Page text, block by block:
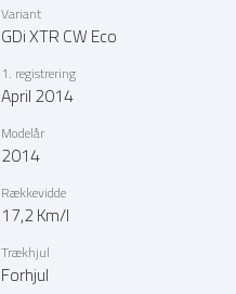
Variant
GDi XTR CW Eco
1. registrering
April 2014
Modelår
2014
Rækkevidde
17,2 Km/l
Trækhjul
Forhjul